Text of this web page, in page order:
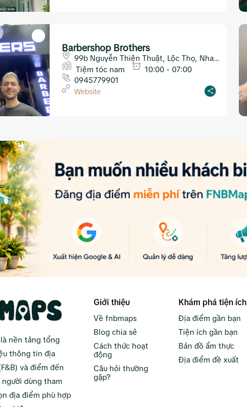
Barbershop Brothers
99b Nguyễn Thiện Thuật, Lộc Thọ, Nha
Trang
Tiệm tóc nam
10:00 - 07:00
0945779901
Website
nền tảng tổng
thông tin địa
và điểm đến
dùng tham
địa điểm phù hợp
Giới thiệu
Về fnbmaps
Blog chia sẻ
Cách thức hoạt
động
Câu hỏi thường
gặp?
Khám phá tiện ích
Địa điểm gần bạn
Tiện ích gần bạn
Bản đồ ẩm thực
Địa điểm đề xuất